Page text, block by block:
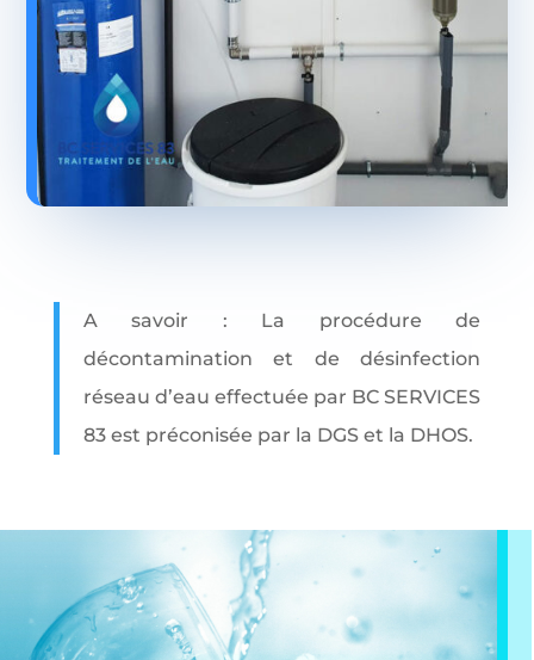
A savoir : La procédure de
décontamination et de désinfection
réseau d’eau effectuée par BC SERVICES
83 est préconisée par la DGS et la DHOS.